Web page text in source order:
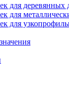
для деревянных
для
для